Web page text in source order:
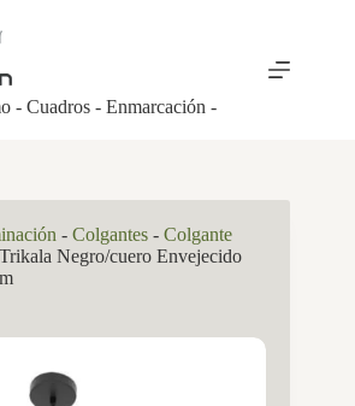
- Cuadros - Enmarcación -
- Colgantes - Colgante
Negro/cuero Envejecido